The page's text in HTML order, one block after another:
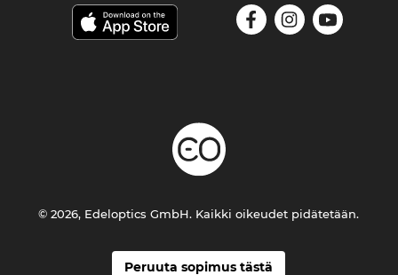
Peruuta sopimus tästä
© 2026, Edeloptics GmbH. Kaikki oikeudet pidätetään.